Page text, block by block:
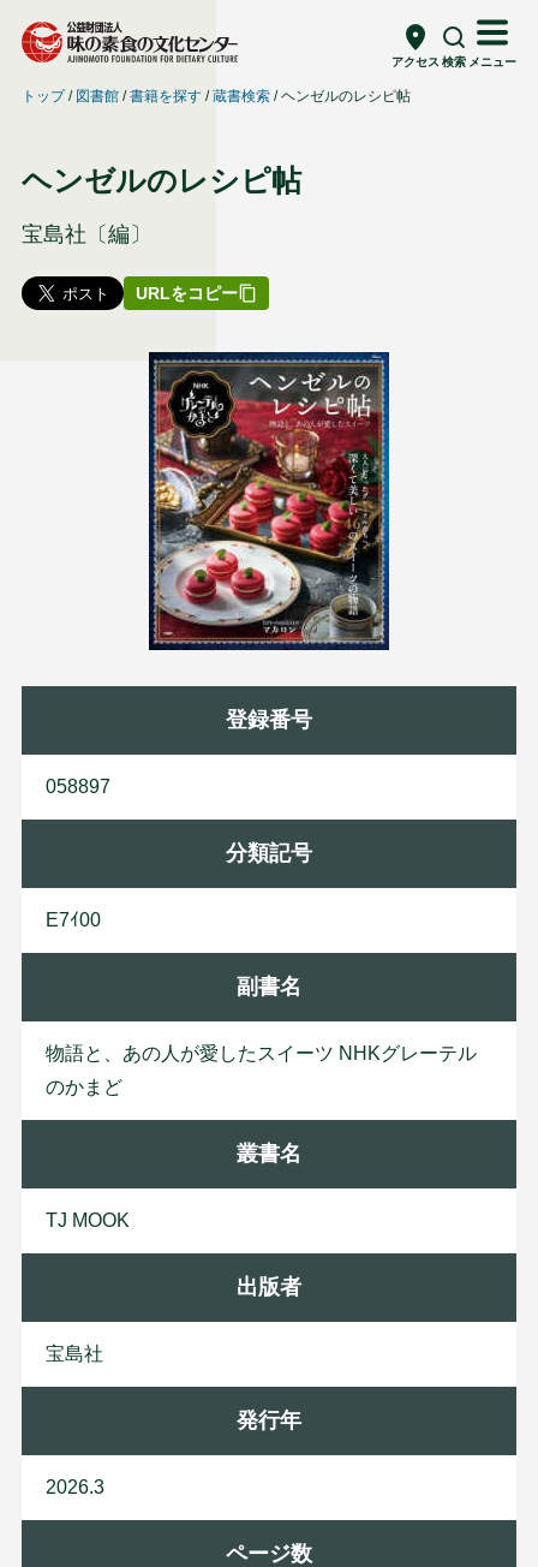
アクセス 検索 メニュー
トップ 図書館 書籍を探す 蔵書検索 ヘンゼルのレシピ帖
ヘンゼルのレシピ帖
宝島社〔編〕
URLをコピー
登録番号
058897
分類記号
E7ｲ00
副書名
物語と、あの人が愛したスイーツ NHKグレーテル
のかまど
叢書名
TJ MOOK
出版者
宝島社
発行年
2026.3
ページ数